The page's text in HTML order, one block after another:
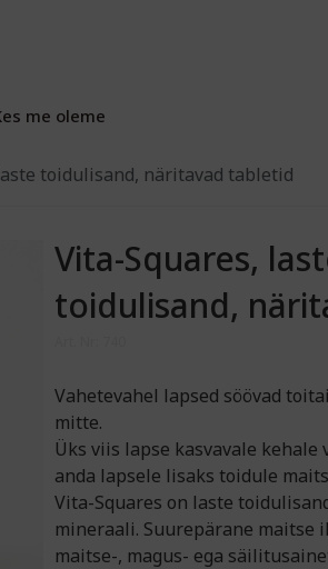
me oleme
toidulisand, näritavad tabletid
Vita-Squares,
toidulisand,
Vahetevahel lapsed söövad
mitte.
Üks viis lapse kasvavale
anda lapsele lisaks toidule
Vita-Squares on laste
mineraali. Suurepärane maitse
maitse-, magus- ega